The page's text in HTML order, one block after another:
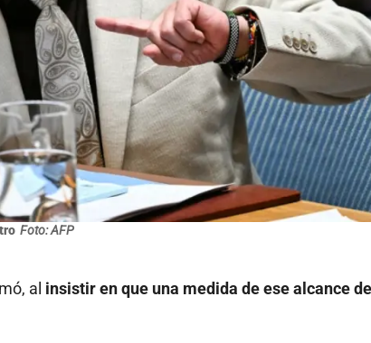
Foto: AFP
al insistir en que una medida de ese alcance